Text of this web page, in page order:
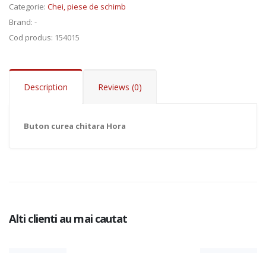
Categorie: Chei, piese de schimb
Brand: -
Cod produs: 154015
Description Reviews (0)
Buton curea chitara Hora
Alti clienti au mai cautatAdd to Cart